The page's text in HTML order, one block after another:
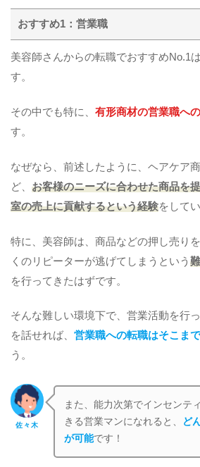
おすすめ1：営業職
美容師さんからの転職でおすすめNo.1
す。
その中でも特に、 有形商材の営業職へ
す。
なぜなら、前述したように、ヘアケア
ど、 お客様のニーズに合わせた商品を
室の売上に貢献するという経験をして
特に、美容師は、商品などの押し売り
くのリピーターが逃げてしまうという
を行ってきたはずです。
そんな難しい環境下で、営業活動を行
を話せれば、 営業職への転職はそこま
う。
佐々木
また、能力次第でインセンテ
きる営業マンになれると、
ど
が可能です！